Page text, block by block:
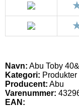
Navn: Abu Toby
Kategori:
Producent: Abu
Varenummer:
EAN: